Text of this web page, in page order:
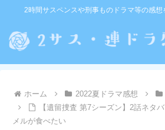
2時間サスペンスや刑事ものドラマ等の感
ホーム 2022夏ドラマ感想
【遺留捜査 第7シーズン】2話ネタ
メルが食べたい